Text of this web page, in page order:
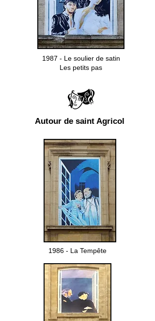
1987 - Le soulier de satin
Les petits pas
Autour de saint Agricol
1986 - La Tempête